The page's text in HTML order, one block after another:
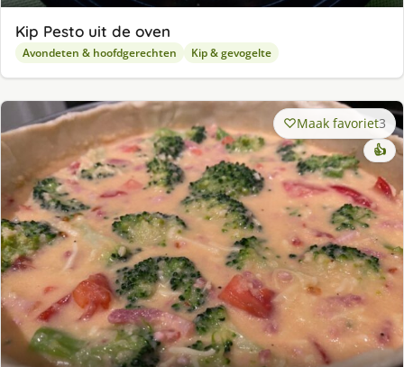
Kip Pesto uit de oven
Avondeten & hoofdgerechten Kip & gevogelte
Maak favoriet3
👍